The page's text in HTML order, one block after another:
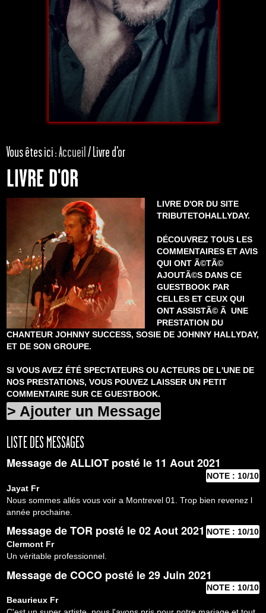
Vous êtes ici :Accueil /Livre d'or
LIVRE D'OR
LIVRE D'OR DU SITE
TRIBUTETOHALLYDAY.
DÉCOUVREZ TOUS LES
COMMENTAIRES ETAVIS
QUI ONT Ã©TÃ©
AJOUTÃ©S DANS CE
GUESTBOOK PAR
CELLES ET CEUX QUI
ONT ASSISTÃ© Ã UNE
PRESTATION DU
CHANTEUR JOHNNY SUCCESS,SOSIE DEJOHNNY HALLYDAY,
ET DE SON GROUPE.
SI VOUS AVEZ ÉTÉ SPECTATEURS OU ACTEURS DE L'UNE DE
NOS PRESTATIONS, VOUS POUVEZ LAISSER UN PETIT
COMMENTAIRE SUR CEGUESTBOOK.
> Ajouter un Message
LISTE DES MESSAGES
Message deALLIOT posté le 11 Aout 2021
NOTE : 10/10
Jayat Fr
Nous sommes allés vous voir a Montrevel 01. Trop bien revenez l
année prochaine.
Message deTOR posté le 02 Aout 2021 NOTE : 10/10
Clermont Fr
Un véritable professionnel.
Message deCOCO posté le 29 Juin 2021
NOTE : 10/10
Beaurieux Fr